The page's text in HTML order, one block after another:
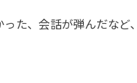
た、会話が弾んだなど